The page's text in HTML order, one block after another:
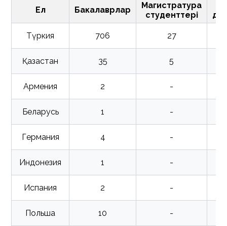
Ел Бакалаврлар
Магистратура
студенттері
Түркия 706 27
Қазақстан 35 5
Армения 2 -
Беларусь 1 -
Германия 4 -
Индонезия 1 -
Испания 2 -
Польша 10 -